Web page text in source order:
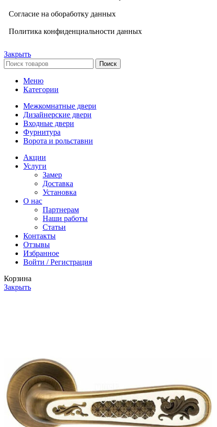
Согласие на обоработку данных
Политика конфиденциальности данных
Закрыть
Поиск
Меню
Категории
Межкомнатные двери
Дизайнерские двери
Входные двери
Фурнитура
Ворота и рольставни
Акции
Услуги
Замер
Доставка
Установка
О нас
Партнерам
Наши работы
Статьи
Контакты
Отзывы
Избранное
Войти / Регистрация
Корзина
Закрыть